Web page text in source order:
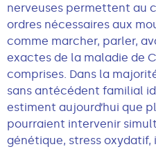
nerveuses permettent au
ordres nécessaires aux
comme marcher, parler,
exactes de la maladie de
comprises. Dans la
sans antécédent familial
estiment aujourd’hui que
pourraient intervenir
génétique, stress